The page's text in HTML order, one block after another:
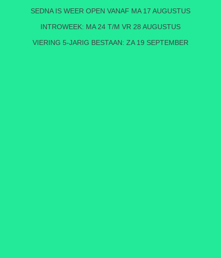
SEDNA IS WEER OPEN VANAF MA 17 AUGUSTUS
INTROWEEK: MA 24 T/M VR 28 AUGUSTUS
VIERING 5-JARIG BESTAAN: ZA 19 SEPTEMBER